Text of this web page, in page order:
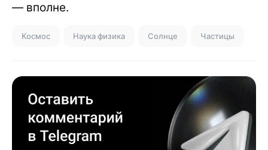
— вполне.
Космос Наука физика Солнце Частицы